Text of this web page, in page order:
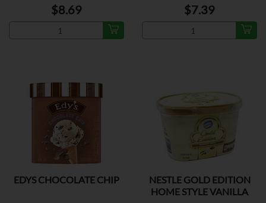
$8.69 $7.39
EDYS CHOCOLATE CHIP
NESTLE GOLD EDITION
HOME STYLE VANILLA